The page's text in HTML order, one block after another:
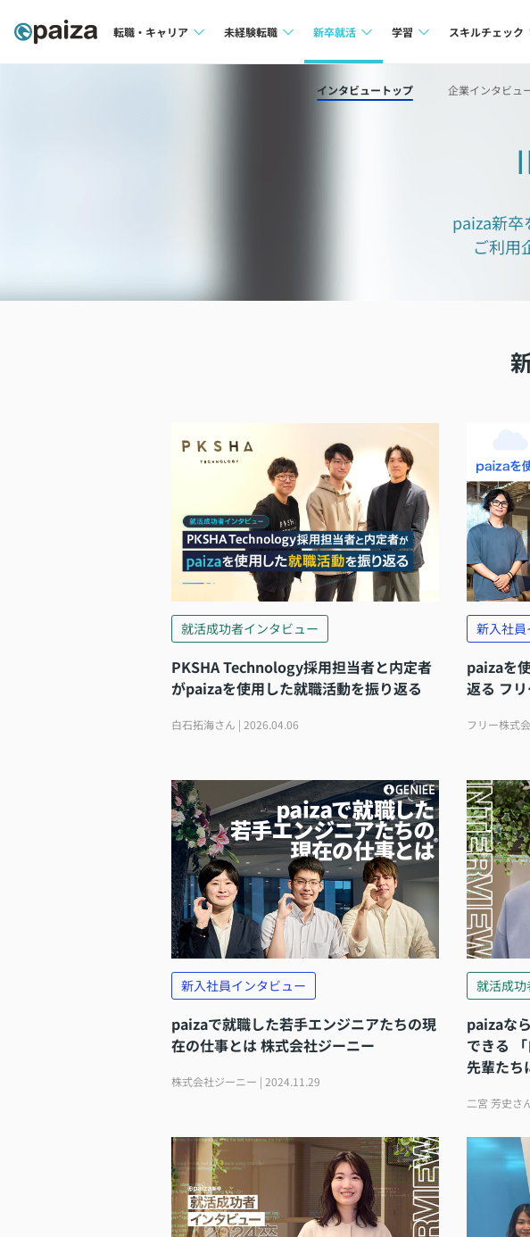
転職・キャリア 未経験転職 新卒就活
本選考
学習
講座一覧
リファレンス
契約内容・クーポン
スキルチェック
プログラミン
インタビュートップ 企業インタビュ
paiza新卒
ご利用
就活成功者インタビュー
PKSHA Technology採用担当者と内定者
がpaizaを使用した就職活動を振り返る
白石拓海さん | 2026.04.06
新入社
paizaを
返る フ
フリー株式
新入社員インタビュー
paizaで就職した若手エンジニアたちの現
在の仕事とは 株式会社ジーニー
株式会社ジーニー | 2024.11.29
就活成
paizaな
できる
先輩たち
二宮 芳史さ